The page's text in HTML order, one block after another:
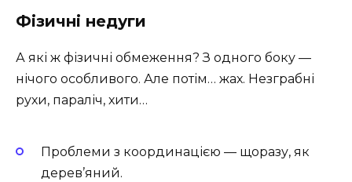
Фізичні недуги
А які ж фізичні обмеження? З одного боку —
нічого особливого. Але потім… жах. Незграбні
рухи, параліч, хити…
Проблеми з координацією — щоразу, як
дерев’яний.